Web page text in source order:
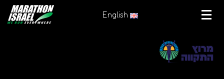
English